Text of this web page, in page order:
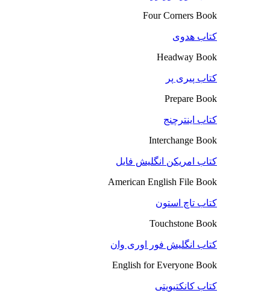
Four Corners Book
کتاب هدوی
Headway Book
کتاب پیری پر
Prepare Book
کتاب اینترچنج
Interchange Book
کتاب امریکن انگلیش فایل
American English File Book
کتاب تاچ استون
Touchstone Book
کتاب انگلیش فور اوری وان
English for Everyone Book
کتاب کانکتیویتی